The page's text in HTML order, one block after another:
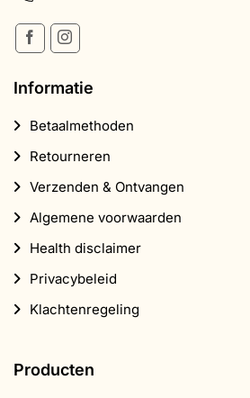
Informatie
Betaalmethoden
Retourneren
Verzenden & Ontvangen
Algemene voorwaarden
Health disclaimer
Privacybeleid
Klachtenregeling
Producten